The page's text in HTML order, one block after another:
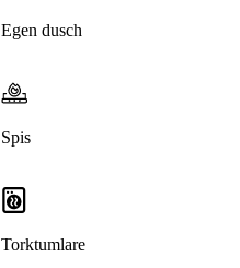
Egen dusch
Spis
Torktumlare